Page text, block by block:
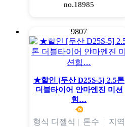
no.18985
9807
★할인 [두산 D25S-5] 2.5톤
더블타이어 얀마엔진 미션
힘…
형식 디젤식 | 톤수 | 지역